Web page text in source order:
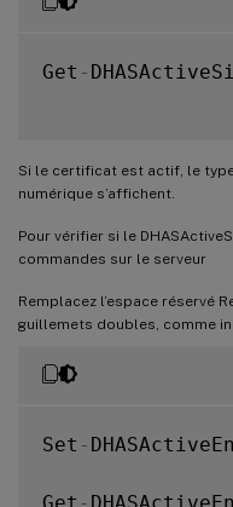
Add web
[Y] Yes [N]
Add firewall
Yes
Setting
Set initial
Get -
Si le certificat est actif, le
numérique s’affichent.
Pour vérifier si le
commandes sur le serveur
Remplacez l’espace réservé
guillemets doubles, comme
Set -